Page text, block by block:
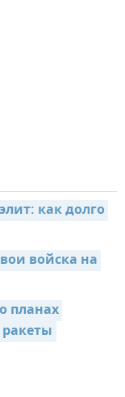
как долго
войска на
планах